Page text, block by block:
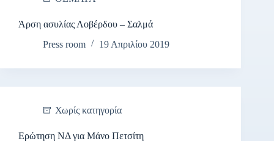
Άρση ασυλίας Λοβέρδου – Σαλμά
Press room
19 Απριλίου 2019
Χωρίς κατηγορία
Ερώτηση ΝΔ για Μάνο Πετσίτη